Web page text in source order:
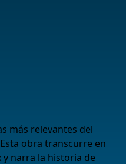
más relevantes del
obra transcurre en
y narra la historia de